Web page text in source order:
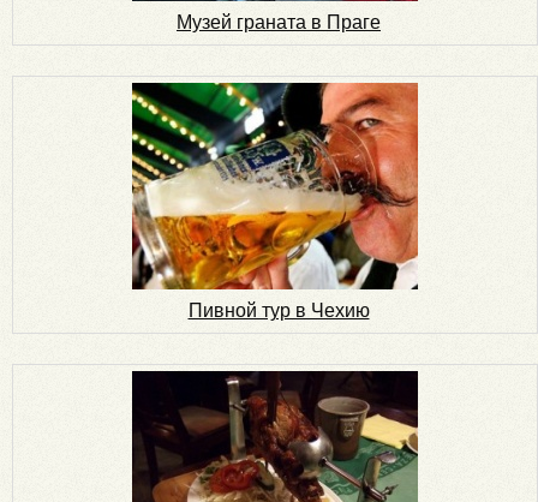
Музей граната в Праге
Пивной тур в Чехию